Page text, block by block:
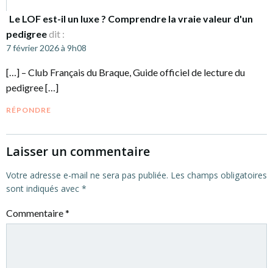
Le LOF est-il un luxe ? Comprendre la vraie valeur d'un
pedigreedit :
7 février 2026 à 9h08
[…] – Club Français du Braque, Guide officiel de lecture du
pedigree […]
RÉPONDRE
Laisser un commentaire
Votre adresse e-mail ne sera pas publiée. Les champs obligatoires
sont indiqués avec *
Commentaire*